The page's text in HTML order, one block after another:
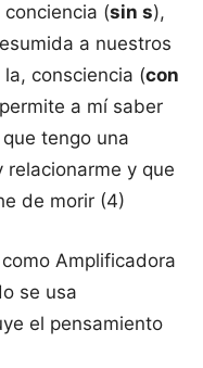
conciencia (sin s),
a nuestros
consciencia (con
a mí saber
tengo una
y que
de morir (4)
Amplificadora
se usa
el pensamiento